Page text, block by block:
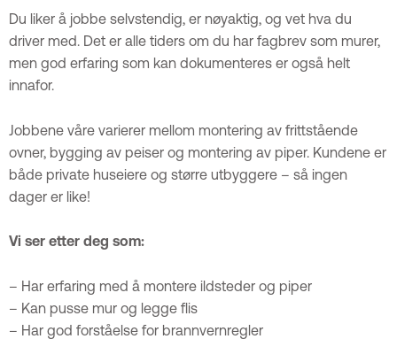
Du liker å jobbe selvstendig, er nøyaktig, og vet hva du
driver med. Det er alle tiders om du har fagbrev som murer,
men god erfaring som kan dokumenteres er også helt
innafor.
Jobbene våre varierer mellom montering av frittstående
ovner, bygging av peiser og montering av piper. Kundene er
både private huseiere og større utbyggere – så ingen
dager er like!
Vi ser etter deg som:
– Har erfaring med å montere ildsteder og piper
– Kan pusse mur og legge flis
– Har god forståelse for brannvernregler